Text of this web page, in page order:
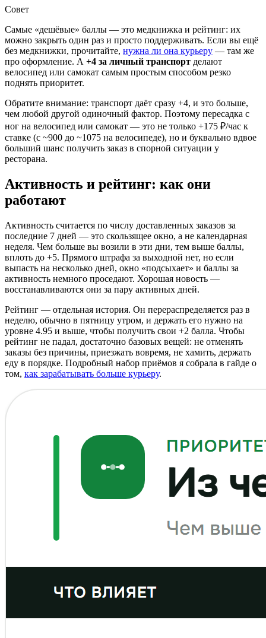
Совет
Самые «дешёвые» баллы — это медкнижка и рейтинг: их
можно закрыть один раз и просто поддерживать. Если вы ещё
без медкнижки, прочитайте, нужна ли она курьеру — там же
про оформление. А +4 за личный транспорт делают
велосипед или самокат самым простым способом резко
поднять приоритет.
Обратите внимание: транспорт даёт сразу +4, и это больше,
чем любой другой одиночный фактор. Поэтому пересадка с
ног на велосипед или самокат — это не только +175 ₽/час к
ставке (с ~900 до ~1075 на велосипеде), но и буквально вдвое
больший шанс получить заказ в спорной ситуации у
ресторана.
Активность и рейтинг: как они
работают
Активность считается по числу доставленных заказов за
последние 7 дней — это скользящее окно, а не календарная
неделя. Чем больше вы возили в эти дни, тем выше баллы,
вплоть до +5. Прямого штрафа за выходной нет, но если
выпасть на несколько дней, окно «подсыхает» и баллы за
активность немного проседают. Хорошая новость —
восстанавливаются они за пару активных дней.
Рейтинг — отдельная история. Он перераспределяется раз в
неделю, обычно в пятницу утром, и держать его нужно на
уровне 4.95 и выше, чтобы получить свои +2 балла. Чтобы
рейтинг не падал, достаточно базовых вещей: не отменять
заказы без причины, приезжать вовремя, не хамить, держать
еду в порядке. Подробный набор приёмов я собрала в гайде о
том, как зарабатывать больше курьеру.